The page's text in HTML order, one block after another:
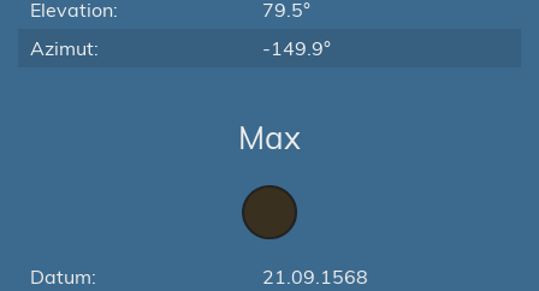
Elevation:
79.5°
Azimut:
-149.9°
Max
Datum:
21.09.1568